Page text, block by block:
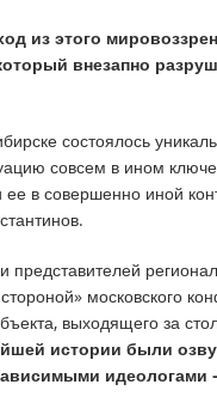
из этого
внезапно
состоялось
совсем в ином
в совершенно иной
московского
выходящего за
истории были
идеологами